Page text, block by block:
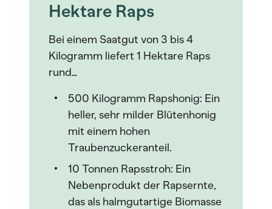
Hektare Raps
Bei einem Saatgut von 3 bis 4
Kilogramm liefert 1 Hektare Raps
rund…
500 Kilogramm Rapshonig: Ein
heller, sehr milder Blütenhonig
mit einem hohen
Traubenzuckeranteil.
10 Tonnen Rapsstroh: Ein
Nebenprodukt der Rapsernte,
das als halmgutartige Biomasse